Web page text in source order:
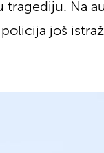
tragediju. Na
još